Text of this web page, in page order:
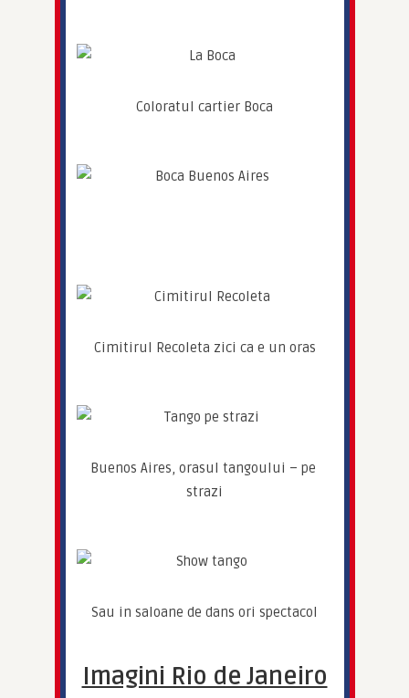
Coloratul cartier Boca
Cimitirul Recoleta zici ca e un oras
Buenos Aires, orasul tangoului – pe
strazi
Sau in saloane de dans ori spectacol
Imagini Rio de Janeiro